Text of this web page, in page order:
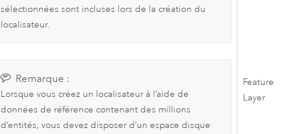
sélectionnées sont incluses lors de la création du
localisateur.
Remarque :
Lorsque vous créez un localisateur à l’aide de
données de référence contenant des millions
d’entités, vous devez disposer d’un espace disque
Feature
Layer